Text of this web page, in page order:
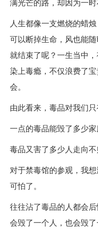
人生都像一支燃烧的蜡
可以断掉生命，风也能
就结束了呢？一生当中
染上毒瘾，不仅浪费了
会。
由此看来，毒品对我们只
一点的毒品能毁了多少家
毒品又害了多少人走向不
对于禁毒馆的参观，我
可怕了。
往往沾了毒品的人都会
会毁了一个人，也会毁